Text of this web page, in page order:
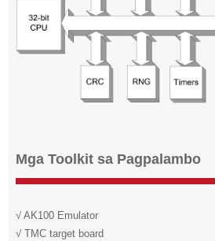
Mga Toolkit sa Pagpalambo
√ AK100 Emulator
√ TMC target board